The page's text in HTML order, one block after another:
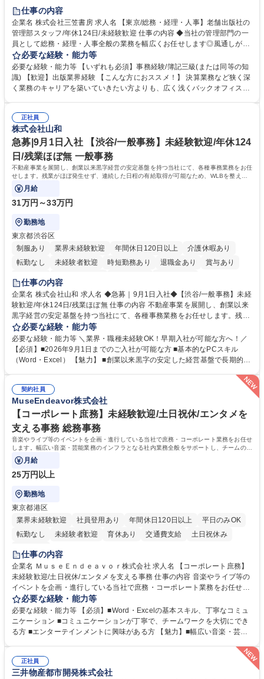
仕事の内容
企業名 株式会社三笠書房 求人名 【東京/総務・経理・人事】老舗出版社の
管理部スタッフ/年休124日/未経験歓迎 仕事の内容 ◆当社の管理部門の一
員として総務・経理・人事全般の業務を幅広くお任せします◎風通しが良
く、社員一人ひとりの意思を尊重する社風です。気軽に相談し合える環境
で幅広いバックオフィス業務を習得いただきます。 具体的には■総務：備
品補充、採用に関するスケジュール調整など■経理；経費精算、入出金管
理、提示支払業務、問い合わせ対応など。 社員とのコミュニケーションを
す。 募集職種 【東京/総務・経理・人事】老舗出版社の管理部スタッフ/年
休124日/未経験歓迎
必要な経験・能力等
必要な経験・能力等 【いずれも必須】事務経験/簿記三級(または同等の知
識) 【歓迎】出版業界経験 【こんな方におススメ！】 決算業務など狭く深
く業務のキャリアを築いていきたい方よりも、広く浅くバックオフィスの
正社員
株式会社山和
急募|9月1日入社 【渋谷/一般事務】未経験歓迎/年休124
日/残業ほぼ無 一般事務
不動産事業を展開し、創業以来黒字経営の安定基盤を持つ当社にて、各種事務業務をお任
せします。残業がほぼ発生せず、連続した日程の有給取得が可能なため、WLBを整えた
い方にお勧めの環境です！
月給
31万円～33万円
勤務地
東京都渋谷区
制服あり
業界未経験歓迎 年間休日120日以上
介護休暇あり
転勤なし
未経験者歓迎 時短勤務あり 退職金あり
賞与あり
育休あり
完全週休2日制
仕事の内容
企業名 株式会社山和 求人名 ◆急募｜9月1日入社◆【渋谷/一般事務】未経
験歓迎/年休124日/残業ほぼ無 仕事の内容 不動産事業を展開し、創業以来
黒字経営の安定基盤を持つ当社にて、各種事務業務をお任せします。残業
がほぼ発生せず、連続した日程の有給取得が可能なため、WLBを整えたい
方にお勧めの環境です！ 入社後はOJTを通じて丁寧に研修を行いますの
で、事務未経験の方でも安心して臨むことができます。 【業務詳細】■電
話・来客対応 ■物件の鍵や社内の備品管理 ■データ入力や書類作成 ■契約
必要な経験・能力等
必要な経験・能力等 ＼業界・職種未経験OK！早期入社が可能な方へ！／
【必須】■2026年9月1日までのご入社が可能な方 ■基本的なPCスキル
（Word・Excel） 【魅力】 ■創業以来黒字の安定した経営基盤で長期的に
両立が可能 ■有給取得を積極的に推奨、年間10日程度の取得実績 ■1ヶ月
のOJTで業務を習得可能、未経験でもしっかりサポート 学歴・資格 学
歴：大学院 大学 高専 短大 語学力： 資格：
契約社員
MuseEndeavor株式会社
【コーポレート庶務】未経験歓迎/土日祝休/エンタメを
支える事務 総務事務
音楽やライブ等のイベントを企画・進行している当社で庶務・コーポレート業務をお任せ
します。幅広い音楽・芸能業務のインフラとなる社内業務全般をサポートし、チームの円
滑な運営を支えていただきます。
月給
25万円以上
勤務地
東京都港区
業界未経験歓迎
社員登用あり 年間休日120日以上
平日のみOK
転勤なし
未経験者歓迎 育休あり 交通費支給
土日祝休み
服装自由
仕事の内容
企業名 ＭｕｓｅＥｎｄｅａｖｏｒ株式会社 求人名 【コーポレート庶務】
未経験歓迎/土日祝休/エンタメを支える事務 仕事の内容 音楽やライブ等の
イベントを企画・進行している当社で庶務・コーポレート業務をお任せし
ます。幅広い音楽・芸能業務のインフラとなる社内業務全般をサポート
し、チームの円滑な運営を支えていただきます。 ■社内の庶務・一般事務
全般、書類整理、備品管理・発注 ■郵便物の仕分け、来客・電話対応、社
内環境の維持サポート ■経理や人事/採用の外注事業者とのやりとり・プロ
く 進行管理能力や調整力など、市場価値の高いキャリアアップが可能で
す。 ※業務の変更範囲：会社の定める業務※ 募集職種 【コーポレート庶
務】未経験歓迎/土日祝休/エンタメを支える事務
必要な経験・能力等
必要な経験・能力等 【必須】■Word・Excelの基本スキル、丁寧なコミュ
ニケーション ■コミュニケーションが丁寧で、チームワークを大切にでき
る方 ■エンターテインメントに興味がある方 【魅力】■幅広い音楽・芸能
体感しながら、社会貢献性の高い業務に携わることができます。■単なる
ルーティンワークに留まらず、外注事業者との連携や業務プロセスの推進
など、自らの裁量で組織の仕組みづくりに関われるやりがいがあります。
正社員
三井物産都市開発株式会社